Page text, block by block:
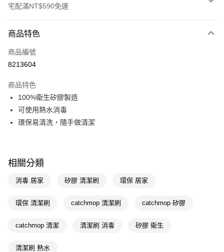
宅配滿NT$590免運
POYA支付
信用卡一次付款
Apple Pay
街口支付
AFTEE先享後付
相關說明
AFTEE先享後付是「在收到商品之後才付款」的支付方式。 讓您購物簡單
２．便利：只要手機號碼，簡訊認證，即可結帳。
運送方式
宅配(廠商直送🚚)
商品特色
商品編號
8213604
商品特色
100%衛生矽膠製造
可使用熱水消毒
環保易清洗，隨手做清潔
相關分類
消毒 居家 矽膠 清潔刷 環保 居家
環保 清潔刷 catchmop 清潔刷 catchmop 矽膠
catchmop 清潔 清潔刷 消毒 矽膠 衛生
清潔刷 熱水